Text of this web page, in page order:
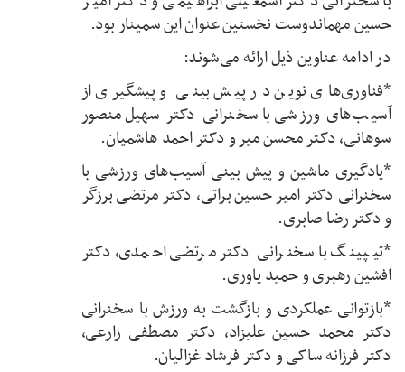
حسین مهماندوست نخستین عنوان این سمینار بود.
در ادامه عناوین ذیل ارائه می‌شوند:
*فناوری‌های نوین در پیش بینی و پیشگیری از
آسیب‌های ورزشی با سخنرانی دکتر سهیل منصور
سوهانی، دکتر محسن میر و دکتر احمد هاشمیان.
*یادگیری ماشین و پیش بینی آسیب‌های ورزشی با
سخنرانی دکتر امیر حسین براتی، دکتر مرتضی برزگر
و دکتر رضا صابری.
*تیپینگ با سخنرانی دکتر مرتضی احمدی، دکتر
افشین رهبری و حمید یاوری.
*بازتوانی عملکردی و بازگشت به ورزش با سخنرانی
دکتر محمد حسین علیزاد، دکتر مصطفی زارعی،
دکتر فرزانه ساکی و دکتر فرشاد غزالیان.